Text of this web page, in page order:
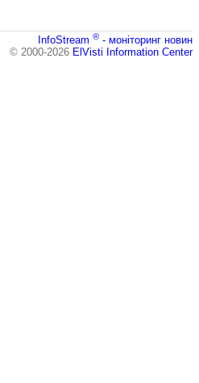
InfoStream ® - моніторинг новин
© 2000-2026 ElVisti Information Center